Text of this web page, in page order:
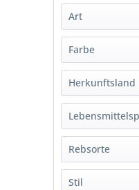
von6,09 €
Art
Wein
Farbe
Rot
Herkunftsland
Spanien
Vegan
Rebsorte
Stil